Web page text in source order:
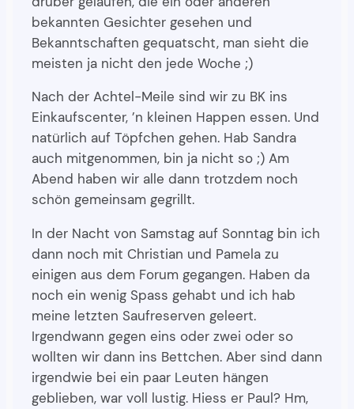
bekannten Gesichter gesehen und
Bekanntschaften gequatscht, man sieht die
meisten ja nicht den jede Woche ;)
Nach der Achtel-Meile sind wir zu BK ins
Einkaufscenter, ’n kleinen Happen essen. Und
natürlich auf Töpfchen gehen. Hab Sandra
auch mitgenommen, bin ja nicht so ;) Am
Abend haben wir alle dann trotzdem noch
schön gemeinsam gegrillt.
In der Nacht von Samstag auf Sonntag bin ich
dann noch mit Christian und Pamela zu
einigen aus dem Forum gegangen. Haben da
noch ein wenig Spass gehabt und ich hab
meine letzten Saufreserven geleert.
Irgendwann gegen eins oder zwei oder so
wollten wir dann ins Bettchen. Aber sind dann
irgendwie bei ein paar Leuten hängen
geblieben, war voll lustig. Hiess er Paul? Hm,